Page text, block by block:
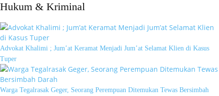
Hukum & Kriminal
Advokat Khalimi ; Jum’at Keramat Menjadi Jum’at Selamat Klien di Kasus
Tuper
Warga Tegalrasak Geger, Seorang Perempuan Ditemukan Tewas Bersimbah